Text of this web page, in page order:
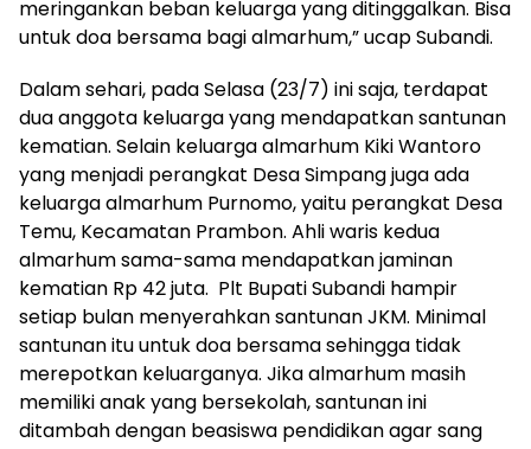
meringankan beban keluarga yang ditinggalkan. Bisa
untuk doa bersama bagi almarhum,” ucap Subandi.
Dalam sehari, pada Selasa (23/7) ini saja, terdapat
dua anggota keluarga yang mendapatkan santunan
kematian. Selain keluarga almarhum Kiki Wantoro
yang menjadi perangkat Desa Simpang juga ada
keluarga almarhum Purnomo, yaitu perangkat Desa
Temu, Kecamatan Prambon. Ahli waris kedua
almarhum sama-sama mendapatkan jaminan
kematian Rp 42 juta. Plt Bupati Subandi hampir
setiap bulan menyerahkan santunan JKM. Minimal
santunan itu untuk doa bersama sehingga tidak
merepotkan keluarganya. Jika almarhum masih
memiliki anak yang bersekolah, santunan ini
ditambah dengan beasiswa pendidikan agar sang